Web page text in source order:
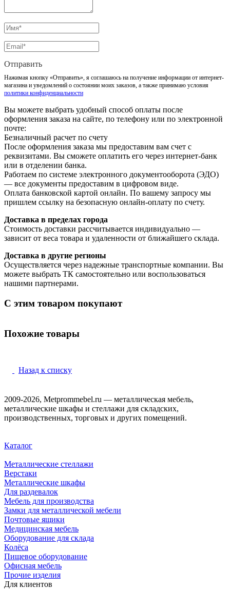
Отправить
Нажимая кнопку «Отправить», я соглашаюсь на получение информации от интернет-
магазина и уведомлений о состоянии моих заказов, а также принимаю условия
политики конфиденциальности
Вы можете выбрать удобный способ оплаты после
оформления заказа на сайте, по телефону или по электронной
почте:
Безналичный расчет по счету
После оформления заказа мы предоставим вам счет с
реквизитами. Вы сможете оплатить его через интернет-банк
или в отделении банка.
Работаем по системе электронного документооборота (ЭДО)
— все документы предоставим в цифровом виде.
Оплата банковской картой онлайн. По вашему запросу мы
пришлем ссылку на безопасную онлайн-оплату по счету.
Доставка в пределах города
Стоимость доставки рассчитывается индивидуально —
зависит от веса товара и удаленности от ближайшего склада.
Доставка в другие регионы
Осуществляется через надежные транспортные компании. Вы
можете выбрать ТК самостоятельно или воспользоваться
нашими партнерами.
С этим товаром покупают
Похожие товары
Назад к списку
2009-2026, Metprommebel.ru — металлическая мебель,
металлические шкафы и стеллажи для складских,
производственных, торговых и других помещений.
Каталог
Металлические стеллажи
Верстаки
Металлические шкафы
Для раздевалок
Мебель для производства
Замки для металлической мебели
Почтовые ящики
Медицинская мебель
Оборудование для склада
Колёса
Пищевое оборудование
Офисная мебель
Прочие изделия
Для клиентов